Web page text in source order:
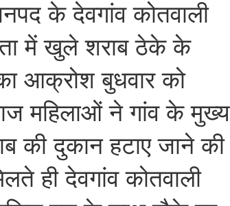
के देवगांव कोतवाली
में खुले शराब ठेके के
आक्रोश बुधवार को
महिलाओं ने गांव के मुख्य
की दुकान हटाए जाने की
ही देवगांव कोतवाली